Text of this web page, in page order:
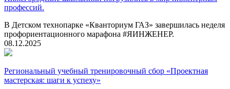
профессий.
В Детском технопарке «Кванториум ГАЗ» завершилась неделя
профориентационного марафона #ЯИНЖЕНЕР.
08.12.2025
Региональный учебный тренировочный сбор «Проектная
мастерская: шаги к успеху»